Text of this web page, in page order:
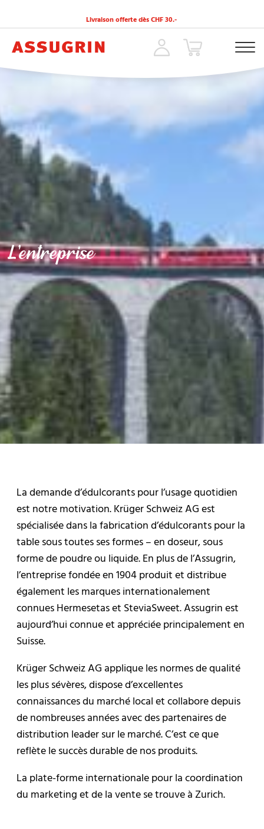
Livraison offerte dès CHF 30.-
ACCUEIL À PROPOS DE NOUS
L’entreprise
La demande d’édulcorants pour l’usage quotidien
est notre motivation. Krüger Schweiz AG est
spécialisée dans la fabrication d’édulcorants pour la
table sous toutes ses formes – en doseur, sous
forme de poudre ou liquide. En plus de l’Assugrin,
l’entreprise fondée en 1904 produit et distribue
également les marques internationalement
connues Hermesetas et SteviaSweet. Assugrin est
aujourd’hui connue et appréciée principalement en
Suisse.
Krüger Schweiz AG applique les normes de qualité
les plus sévères, dispose d’excellentes
connaissances du marché local et collabore depuis
de nombreuses années avec des partenaires de
distribution leader sur le marché. C’est ce que
reflète le succès durable de nos produits.
La plate-forme internationale pour la coordination
du marketing et de la vente se trouve à Zurich.